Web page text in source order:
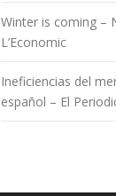
Winter is coming –
L’Economic
Ineficiencias del
español – El